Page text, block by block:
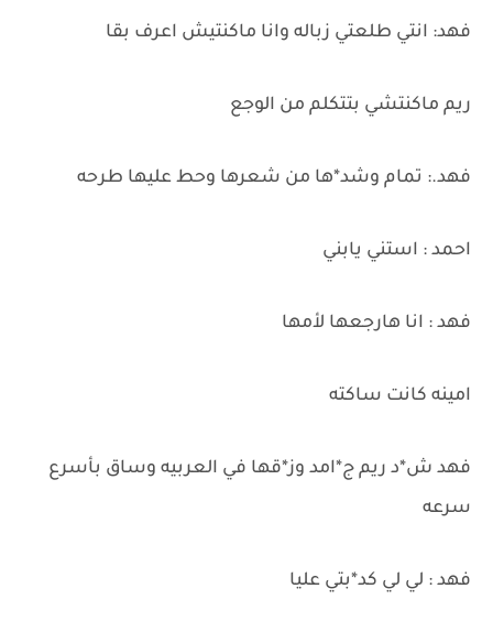
فهد: انتي طلعتي زباله وانا ماكنتيش اعرف بقا
ريم ماكنتشي بتتكلم من الوجع
فهد.: تمام وشد*ها من شعرها وحط عليها طرحه
احمد : استني يابني
فهد : انا هارجعها لأمها
امينه كانت ساكته
فهد ش*د ريم ج*امد وز*قها في العربيه وساق بأسرع
سرعه
فهد : لي لي كد*بتي عليا